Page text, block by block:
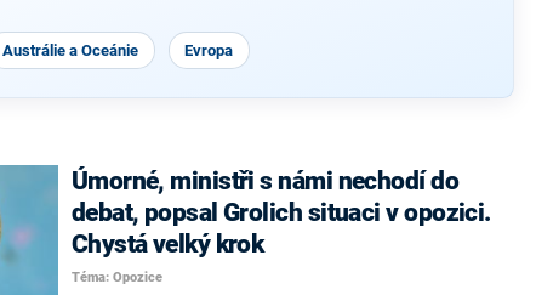
Austrálie a Oceánie Evropa
Úmorné, ministři s námi nechodí do
debat, popsal Grolich situaci v opozici.
Chystá velký krok
Téma: Opozice